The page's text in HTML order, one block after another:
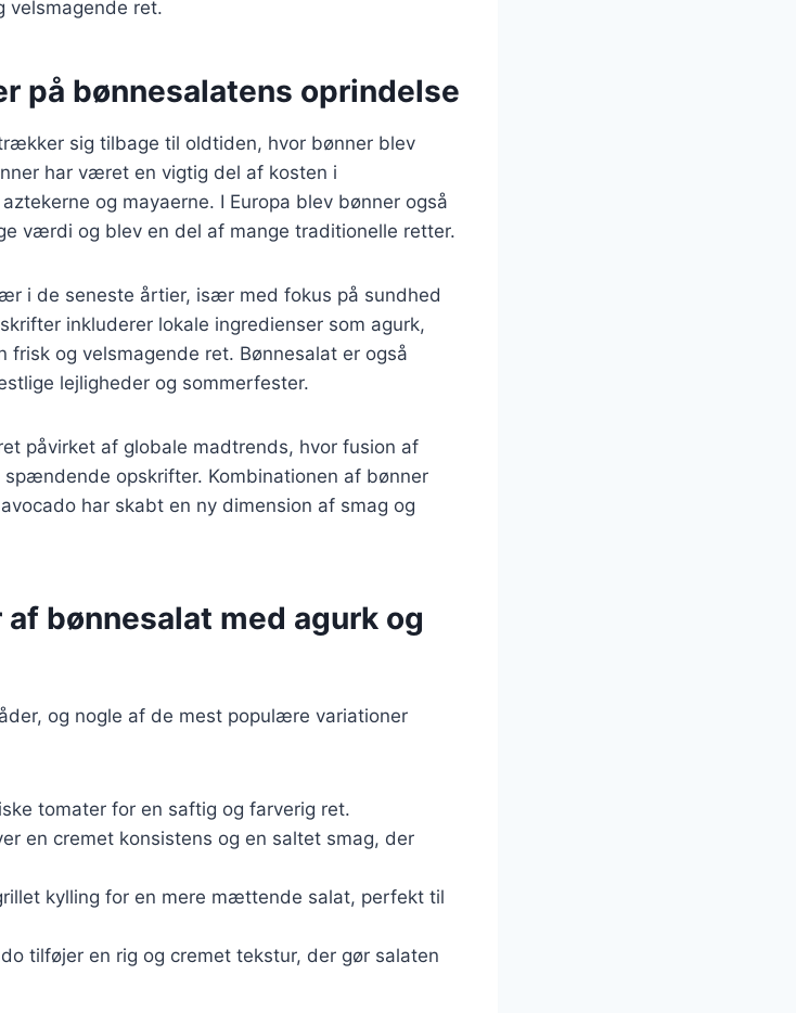
velsmagende ret.
på bønnesalatens oprindelse
sig tilbage til oldtiden, hvor bønner blev
har været en vigtig del af kosten i
og mayaerne. I Europa blev bønner også
værdi og blev en del af mange traditionelle retter.
i de seneste årtier, især med fokus på sundhed
inkluderer lokale ingredienser som agurk,
frisk og velsmagende ret. Bønnesalat er også
lejligheder og sommerfester.
påvirket af globale madtrends, hvor fusion af
opskrifter. Kombinationen af bønner
har skabt en ny dimension af smag og
bønnesalat med agurk og
og nogle af de mest populære variationer
tomater for en saftig og farverig ret.
en cremet konsistens og en saltet smag, der
kylling for en mere mættende salat, perfekt til
tilføjer en rig og cremet tekstur, der gør salaten